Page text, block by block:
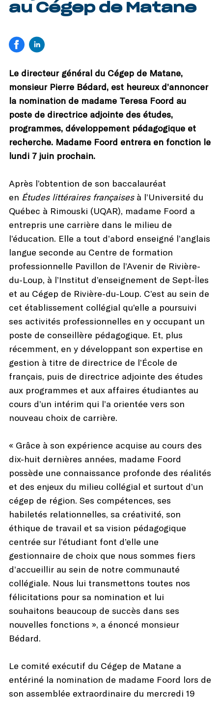
au Cégep de Matane
Le directeur général du Cégep de Matane,
monsieur Pierre Bédard, est heureux d’annoncer
la nomination de madame Teresa Foord au
poste de directrice adjointe des études,
programmes, développement pédagogique et
recherche. Madame Foord entrera en fonction le
lundi 7 juin prochain.
Après l’obtention de son baccalauréat
en Études littéraires françaisesà l’Université du
Québec à Rimouski (UQAR), madame Foord a
entrepris une carrière dans le milieu de
l’éducation. Elle a tout d’abord enseigné l’anglais
langue seconde au Centre de formation
professionnelle Pavillon de l’Avenir de Rivière-
du-Loup, à l’Institut d’enseignement de Sept-Îles
et au Cégep de Rivière-du-Loup. C’est au sein de
cet établissement collégial qu’elle a poursuivi
ses activités professionnelles en y occupant un
poste de conseillère pédagogique. Et, plus
récemment, en y développant son expertise en
gestion à titre de directrice de l’École de
français, puis de directrice adjointe des études
aux programmes et aux affaires étudiantes au
cours d’un intérim qui l’a orientée vers son
nouveau choix de carrière.
« Grâce à son expérience acquise au cours des
dix-huit dernières années, madame Foord
possède une connaissance profonde des réalités
et des enjeux du milieu collégial et surtout d’un
cégep de région. Ses compétences, ses
habiletés relationnelles, sa créativité, son
éthique de travail et sa vision pédagogique
centrée sur l’étudiant font d’elle une
gestionnaire de choix que nous sommes fiers
d’accueillir au sein de notre communauté
collégiale. Nous lui transmettons toutes nos
félicitations pour sa nomination et lui
souhaitons beaucoup de succès dans ses
nouvelles fonctions », a énoncé monsieur
Bédard.
Le comité exécutif du Cégep de Matane a
entériné la nomination de madame Foord lors de
son assemblée extraordinaire du mercredi 19